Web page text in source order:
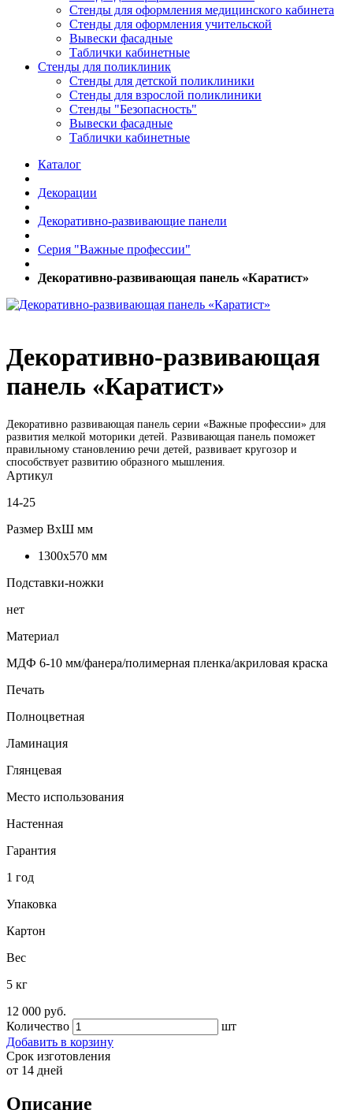
Стенды для оформления медицинского кабинета
Стенды для оформления учительской
Вывески фасадные
Таблички кабинетные
Стенды для поликлиник
Стенды для детской поликлиники
Стенды для взрослой поликлиники
Стенды "Безопасность"
Вывески фасадные
Таблички кабинетные
Каталог
Декорации
Декоративно-развивающие панели
Серия "Важные профессии"
Декоративно-развивающая панель «Каратист»
Декоративно-развивающая
панель «Каратист»
Декоративно развивающая панель серии «Важные профессии» для
развития мелкой моторики детей. Развивающая панель поможет
правильному становлению речи детей, развивает кругозор и
способствует развитию образного мышления.
Артикул
14-25
Размер ВxШ мм
1300х570 мм
Подставки-ножки
нет
Материал
МДФ 6-10 мм/фанера/полимерная пленка/акриловая краска
Печать
Полноцветная
Ламинация
Глянцевая
Место использования
Настенная
Гарантия
1 год
Упаковка
Картон
Вес
5 кг
12 000 руб.
Количество
шт
Добавить в корзину
Срок изготовления
от 14 дней
Описание